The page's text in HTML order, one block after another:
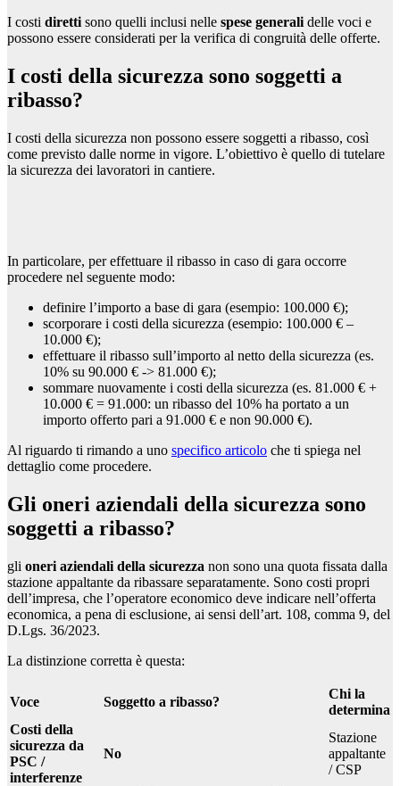
I costi diretti sono quelli inclusi nelle spese generali delle voci e
possono essere considerati per la verifica di congruità delle offerte.
I costi della sicurezza sono soggetti a
ribasso?
I costi della sicurezza non possono essere soggetti a ribasso, così
come previsto dalle norme in vigore. L’obiettivo è quello di tutelare
la sicurezza dei lavoratori in cantiere.
In particolare, per effettuare il ribasso in caso di gara occorre
procedere nel seguente modo:
definire l’importo a base di gara (esempio: 100.000 €);
scorporare i costi della sicurezza (esempio: 100.000 € –
10.000 €);
effettuare il ribasso sull’importo al netto della sicurezza (es.
10% su 90.000 € -> 81.000 €);
sommare nuovamente i costi della sicurezza (es. 81.000 € +
10.000 € = 91.000: un ribasso del 10% ha portato a un
importo offerto pari a 91.000 € e non 90.000 €).
Al riguardo ti rimando a uno specifico articolo che ti spiega nel
dettaglio come procedere.
Gli oneri aziendali della sicurezza sono
soggetti a ribasso?
gli oneri aziendali della sicurezza non sono una quota fissata dalla
stazione appaltante da ribassare separatamente. Sono costi propri
dell’impresa, che l’operatore economico deve indicare nell’offerta
economica, a pena di esclusione, ai sensi dell’art. 108, comma 9, del
D.Lgs. 36/2023.
La distinzione corretta è questa:
Voce Soggetto a ribasso?
Chi la
determina
Costi della
sicurezza da
PSC /
interferenze
No
Stazione
appaltante
/ CSP